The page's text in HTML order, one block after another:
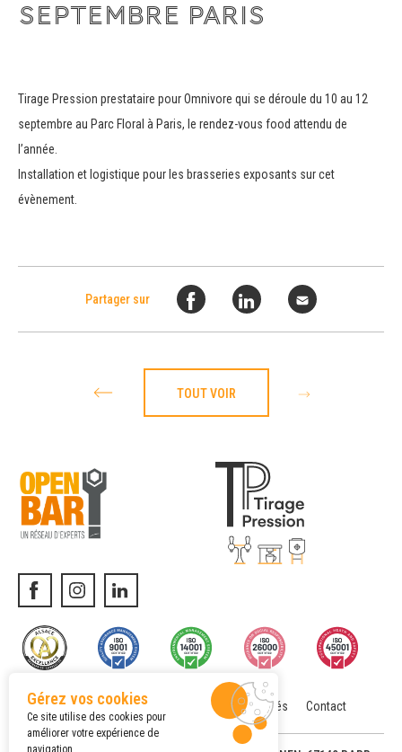
SEPTEMBRE PARIS
Tirage Pression prestataire pour Omnivore qui se déroule du 10 au 12
septembre au Parc Floral à Paris, le rendez-vous food attendu de
l’année.
Installation et logistique pour les brasseries exposants sur cet
évènement.
Partager sur
TOUT VOIR
Menu Location matériel Actualités Contact
Gérez vos cookies
Ce site utilise des cookies pour
améliorer votre expérience de
navigation.